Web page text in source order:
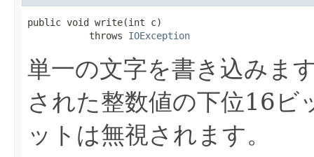
public void write(int c)
           throws
IOException
単一の文字を書き込みま
された整数値の下位16ビ
ットは無視されます。